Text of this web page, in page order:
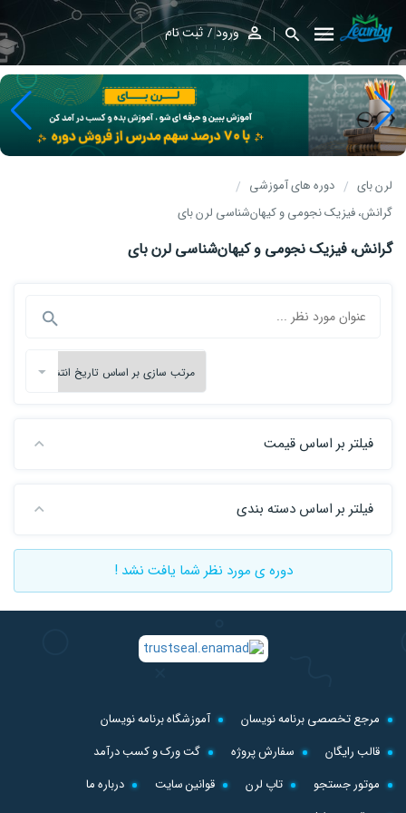
ورود ثبت نام
لرن بای
دوره های آموزشی
گرانش، فیزیک نجومی و کیهان‌شناسی لرن بای
گرانش، فیزیک نجومی و کیهان‌شناسی لرن بای
فیلتر بر اساس قیمت
فیلتر بر اساس دسته بندی
دوره ی مورد نظر شما یافت نشد !
مرجع تخصصی برنامه نویسان
آموزشگاه برنامه نویسان
قالب رایگان
سفارش پروژه
گت ورک و کسب درآمد
موتور جستجو
تاپ لرن قوانین سایت
درباره ما